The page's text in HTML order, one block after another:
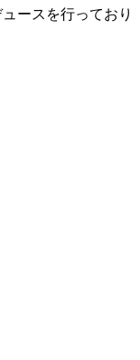
ースを行っており